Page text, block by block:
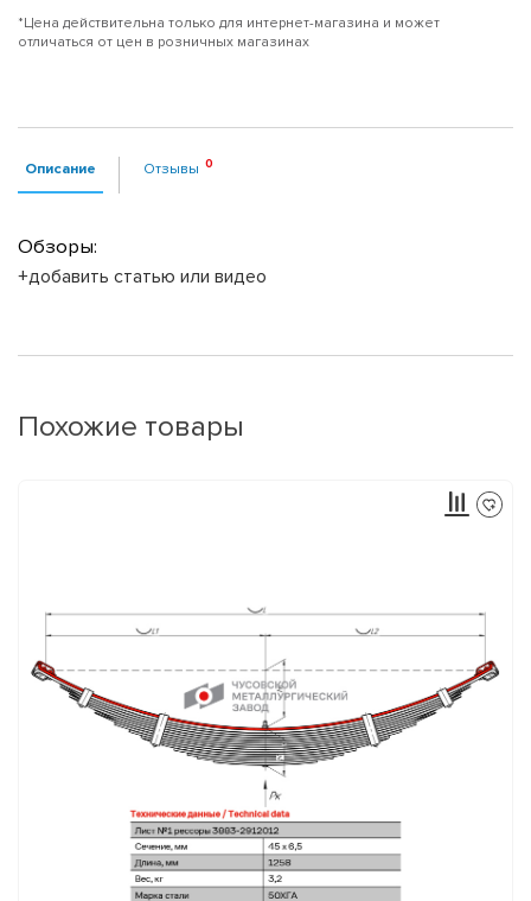
*Цена действительна только для интернет-магазина и может
отличаться от цен в розничных магазинах
Описание Отзывы
Обзоры:
+добавить статью или видео
Похожие товары